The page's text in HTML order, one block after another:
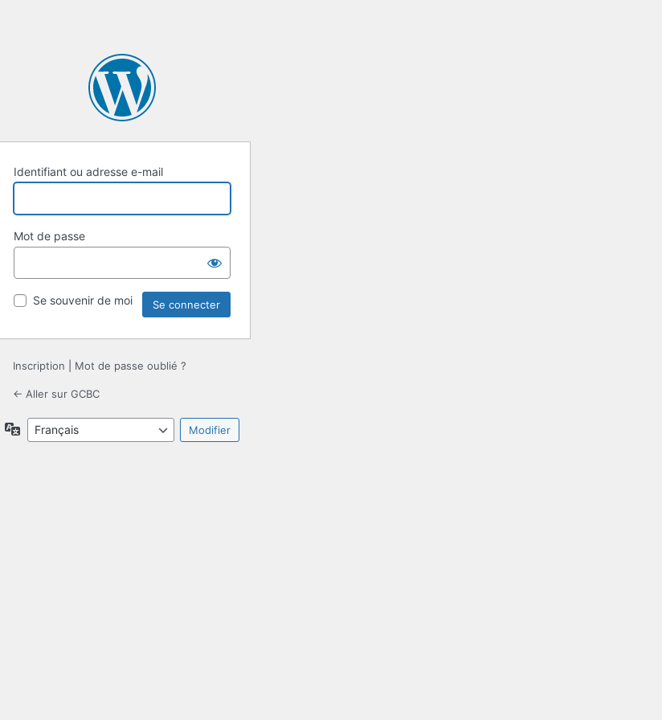
Identifiant ou adresse e-mail
Mot de passe
Se souvenir de moi
Inscription Mot de passe oublié ?
← Aller sur GCBC
Langue